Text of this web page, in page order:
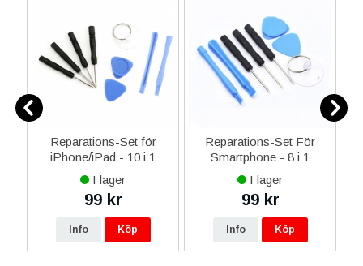
Reparations-Set för
iPhone/iPad - 10 i 1
I lager
99 kr
Info Köp
Reparations-Set För
Smartphone - 8 i 1
I lager
99 kr
Info Köp